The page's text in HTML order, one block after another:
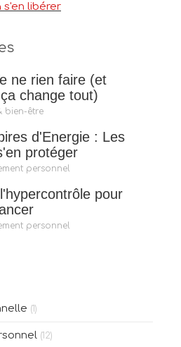
s'en libérer
ne rien faire (et
change tout)
bien-être
d'Energie : Les
protéger
personnel
pour
personnel
(1)
(12)